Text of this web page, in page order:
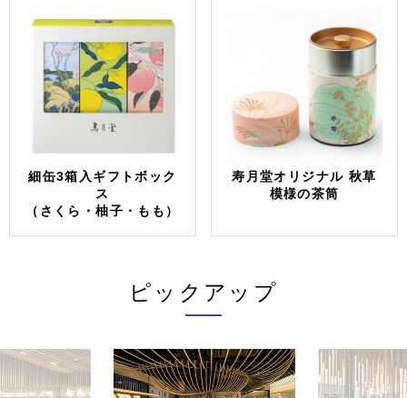
細缶3箱入ギフトボック
ス
（さくら・柚子・もも）
寿月堂オリジナル 秋草
模様の茶筒
ピックアップ